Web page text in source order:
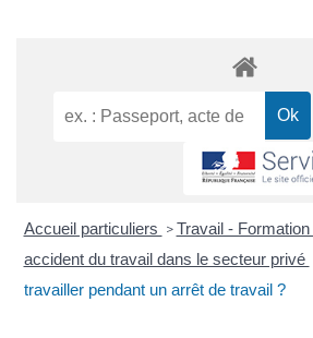
Accueil particuliers > Travail - Formation
accident du travail dans le secteur privé
travailler pendant un arrêt de travail ?